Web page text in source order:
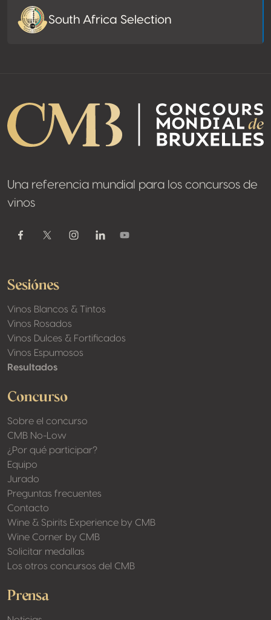
South Africa Selection
Una referencia mundial para los concursos de
vinos
FacebookTwitter / XInstagramLinkedinYoutube
Sesiónes
Vinos Blancos & Tintos
Vinos Rosados
Vinos Dulces & Fortificados
Vinos Espumosos
Resultados
Concurso
Sobre el concurso
CMB No-Low
¿Por qué participar?
Equipo
Jurado
Preguntas frecuentes
Contacto
Wine & Spirits Experience by CMB
Wine Corner by CMB
Solicitar medallas
Los otros concursos del CMB
Prensa